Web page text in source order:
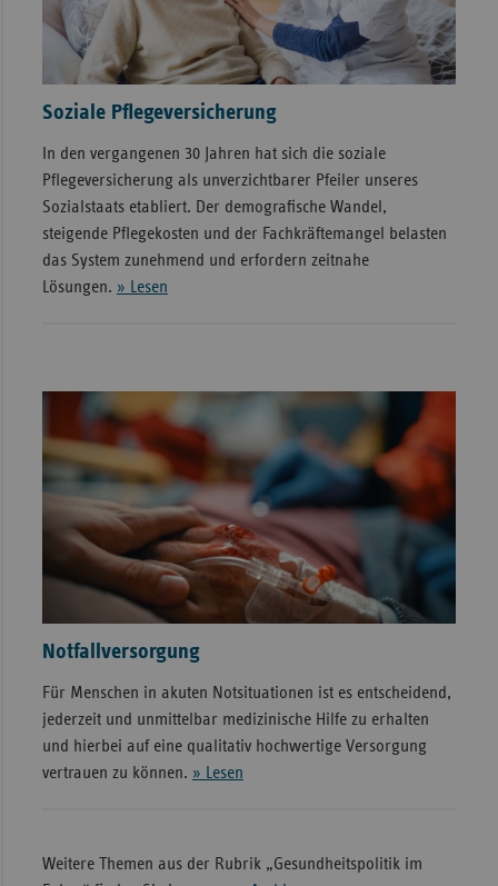
Soziale Pflegeversicherung
In den vergangenen 30 Jahren hat sich die soziale
Pflegeversicherung als unverzichtbarer Pfeiler unseres
Sozialstaats etabliert. Der demografische Wandel,
steigende Pflegekosten und der Fachkräftemangel belasten
das System zunehmend und erfordern zeitnahe
Lösungen. » Lesen
Notfallversorgung
Für Menschen in akuten Notsituationen ist es entscheidend,
jederzeit und unmittelbar medizinische Hilfe zu erhalten
und hierbei auf eine qualitativ hochwertige Versorgung
vertrauen zu können. » Lesen
Weitere Themen aus der Rubrik „Gesundheitspolitik im